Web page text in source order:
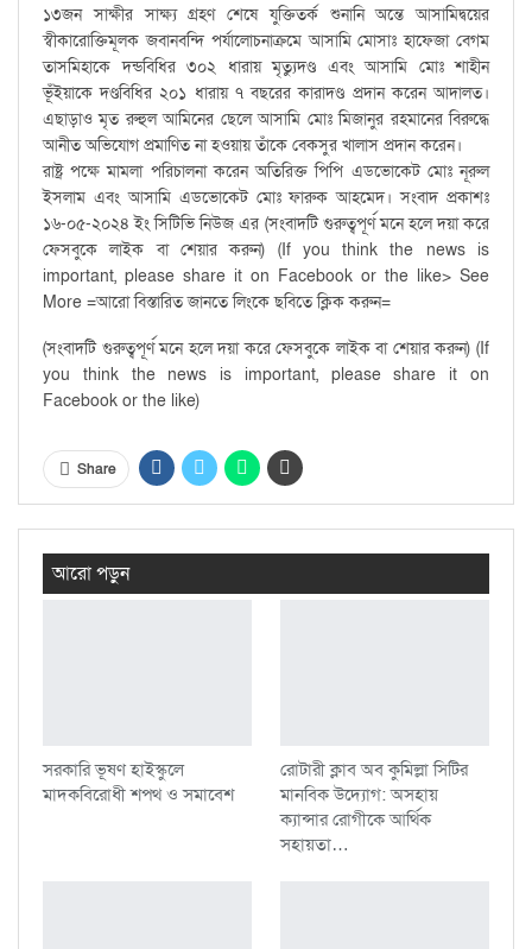
১৩জন সাক্ষীর সাক্ষ্য গ্রহণ শেষে যুক্তিতর্ক শুনানি অন্তে আসামিদ্বয়ের
স্বীকারোক্তিমূলক জবানবন্দি পর্যালোচনাক্রমে আসামি মোসাঃ হাফেজা বেগম
তাসমিহাকে দন্ডবিধির ৩০২ ধারায় মৃত্যুদণ্ড এবং আসামি মোঃ শাহীন
ভূঁইয়াকে দণ্ডবিধির ২০১ ধারায় ৭ বছরের কারাদণ্ড প্রদান করেন আদালত।
এছাড়াও মৃত রুহুল আমিনের ছেলে আসামি মোঃ মিজানুর রহমানের বিরুদ্ধে
আনীত অভিযোগ প্রমাণিত না হওয়ায় তাঁকে বেকসুর খালাস প্রদান করেন।
রাষ্ট্র পক্ষে মামলা পরিচালনা করেন অতিরিক্ত পিপি এডভোকেট মোঃ নূরুল
ইসলাম এবং আসামি এডভোকেট মোঃ ফারুক আহমেদ। সংবাদ প্রকাশঃ
১৬-০৫-২০২৪ ইং সিটিভি নিউজ এর (সংবাদটি গুরুত্বপূর্ণ মনে হলে দয়া করে
ফেসবুকে লাইক বা শেয়ার করুন) (If you think the news is
important, please share it on Facebook or the like> See
More =আরো বিস্তারিত জানতে লিংকে ছবিতে ক্লিক করুন=
(সংবাদটি গুরুত্বপূর্ণ মনে হলে দয়া করে ফেসবুকে লাইক বা শেয়ার করুন) (If
you think the news is important, please share it on
Facebook or the like)
Share
আরো পড়ুন
সরকারি ভূষণ হাইস্কুলে
মাদকবিরোধী শপথ ও সমাবেশ
রোটারী ক্লাব অব কুমিল্লা সিটির
মানবিক উদ্যোগ: অসহায়
ক্যান্সার রোগীকে আর্থিক
সহায়তা…